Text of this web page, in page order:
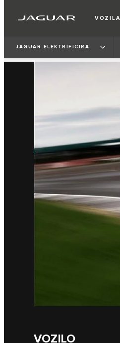
VOZILA
JAGUAR ELEKTRIFICIRA
VOZILO